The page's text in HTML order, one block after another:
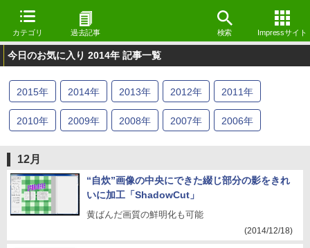
カテゴリ 過去記事 検索 Impressサイト
今日のお気に入り 2014年 記事一覧
2015年 2014年 2013年 2012年 2011年
2010年 2009年 2008年 2007年 2006年
2000年 1999年 1998年
12月
“自炊”画像の中央にできた綴じ部分の影をきれ
いに加工「ShadowCut」
黄ばんだ画質の鮮明化も可能
(2014/12/18)